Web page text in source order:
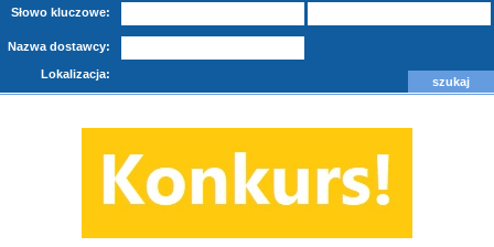
Słowo kluczowe:
Nazwa dostawcy:
Lokalizacja: